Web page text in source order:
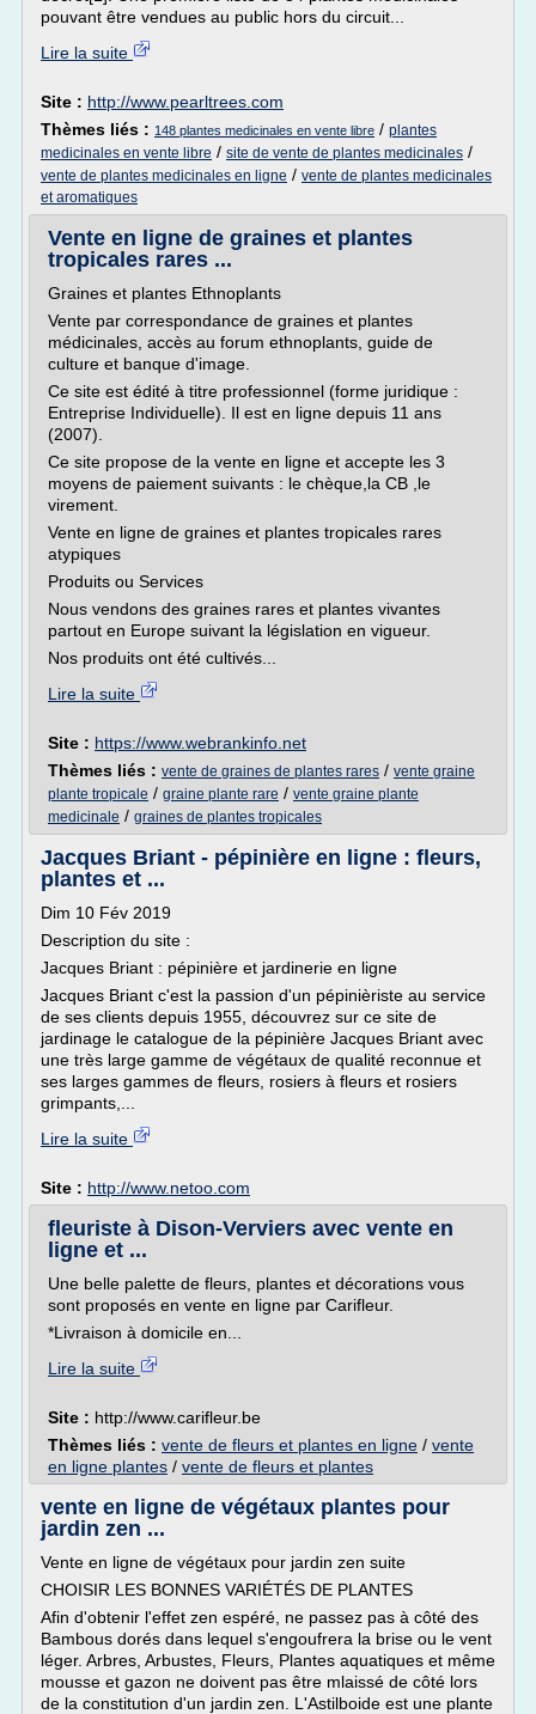
pouvant être vendues au public hors du circuit...
Lire la suite
Site : http://www.pearltrees.com
Thèmes liés : 148 plantes medicinales en vente libre / plantes
medicinales en vente libre / site de vente de plantes medicinales /
vente de plantes medicinales en ligne / vente de plantes medicinales
et aromatiques
Vente en ligne de graines et plantes
tropicales rares ...
Graines et plantes Ethnoplants
Vente par correspondance de graines et plantes
médicinales, accès au forum ethnoplants, guide de
culture et banque d'image.
Ce site est édité à titre professionnel (forme juridique :
Entreprise Individuelle). Il est en ligne depuis 11 ans
(2007).
Ce site propose de la vente en ligne et accepte les 3
moyens de paiement suivants : le chèque,la CB ,le
virement.
Vente en ligne de graines et plantes tropicales rares
atypiques
Produits ou Services
Nous vendons des graines rares et plantes vivantes
partout en Europe suivant la législation en vigueur.
Nos produits ont été cultivés...
Lire la suite
Site : https://www.webrankinfo.net
Thèmes liés : vente de graines de plantes rares / vente graine
plante tropicale / graine plante rare / vente graine plante
medicinale / graines de plantes tropicales
Jacques Briant - pépinière en ligne : fleurs,
plantes et ...
Dim 10 Fév 2019
Description du site :
Jacques Briant : pépinière et jardinerie en ligne
Jacques Briant c'est la passion d'un pépinièriste au service
de ses clients depuis 1955, découvrez sur ce site de
jardinage le catalogue de la pépinière Jacques Briant avec
une très large gamme de végétaux de qualité reconnue et
ses larges gammes de fleurs, rosiers à fleurs et rosiers
grimpants,...
Lire la suite
Site : http://www.netoo.com
fleuriste à Dison-Verviers avec vente en
ligne et ...
Une belle palette de fleurs, plantes et décorations vous
sont proposés en vente en ligne par Carifleur.
*Livraison à domicile en...
Lire la suite
Site : http://www.carifleur.be
Thèmes liés : vente de fleurs et plantes en ligne / vente
en ligne plantes / vente de fleurs et plantes
vente en ligne de végétaux plantes pour
jardin zen ...
Vente en ligne de végétaux pour jardin zen suite
CHOISIR LES BONNES VARIÉTÉS DE PLANTES
Afin d'obtenir l'effet zen espéré, ne passez pas à côté des
Bambous dorés dans lequel s'engoufrera la brise ou le vent
léger. Arbres, Arbustes, Fleurs, Plantes aquatiques et même
mousse et gazon ne doivent pas être mlaissé de côté lors
de la constitution d'un jardin zen. L'Astilboide est une plante